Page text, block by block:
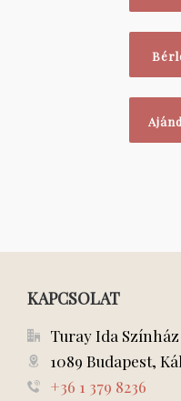
KAPCSOLAT
Turay Ida Színház
1089 Budapest,
+36 1 379 8236